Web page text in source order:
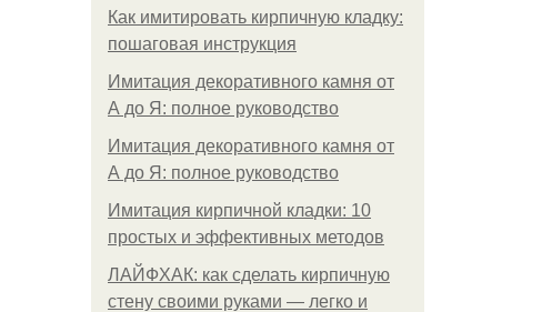
Как имитировать кирпичную кладку:
пошаговая инструкция
Имитация декоративного камня от
А до Я: полное руководство
Имитация декоративного камня от
А до Я: полное руководство
Имитация кирпичной кладки: 10
простых и эффективных методов
ЛАЙФХАК: как сделать кирпичную
стену своими руками — легко и